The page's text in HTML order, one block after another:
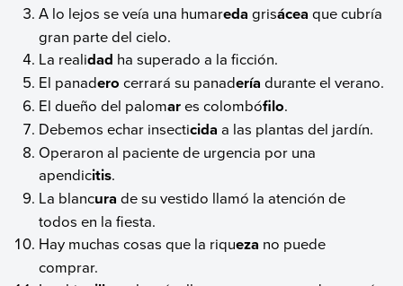
A lo lejos se veía una humaredagrisáceaque cubría
gran parte del cielo.
La realidad ha superado a la ficción.
El panadero cerrará su panaderíadurante el verano.
El dueño del palomares colombófilo.
Debemos echar insecticidaa las plantas del jardín.
Operaron al paciente de urgencia por una
apendicitis.
La blancurade su vestido llamó la atención de
todos en la fiesta.
Hay muchas cosas que la riqueza no puede
comprar.